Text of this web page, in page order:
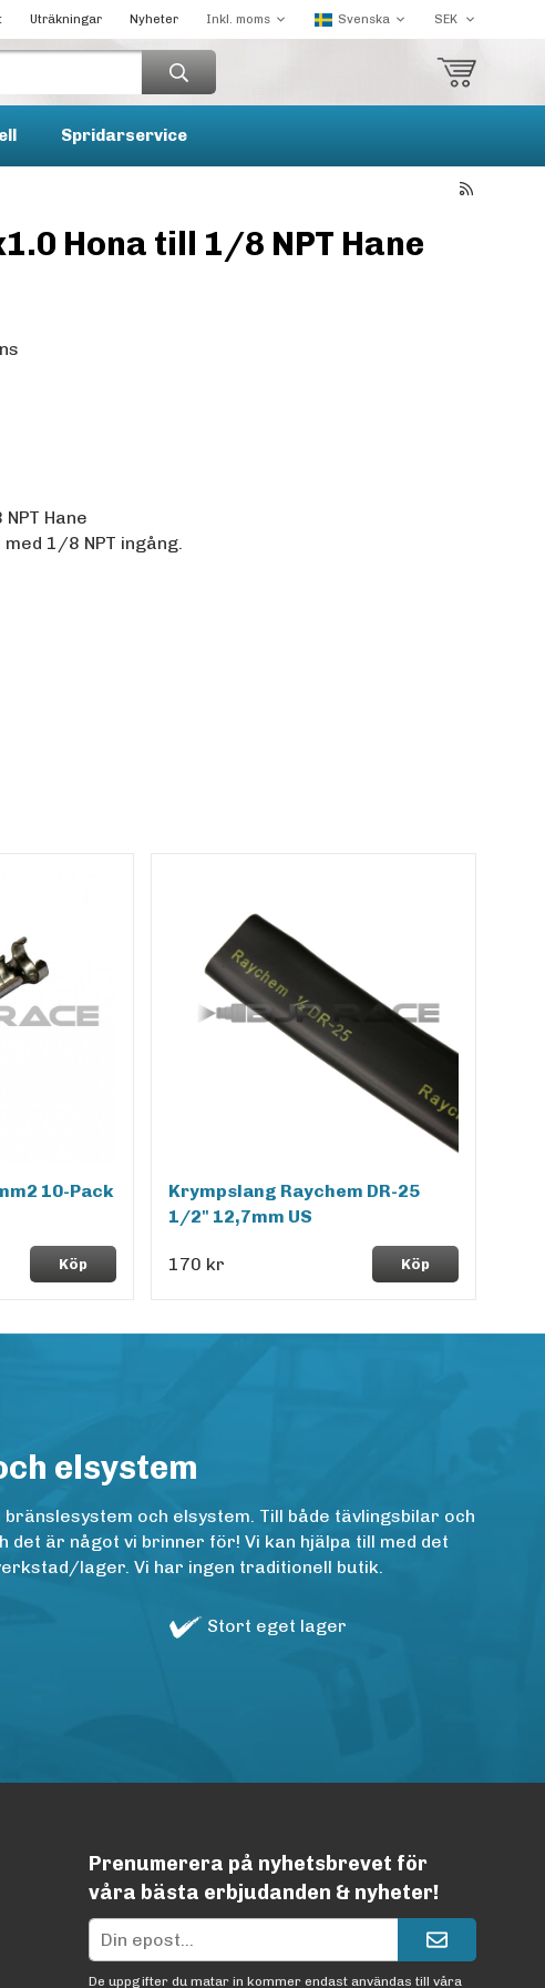
Uträkningar Nyheter
Spridarservice
Hona till 1/8 NPT Hane
Hane
1/8 NPT ingång.
10-Pack
Köp
Krympslang Raychem DR-25
1/2" 12,7mm US
170 kr Köp
elsystem
och elsystem. Till både tävlingsbilar och
är något vi brinner för! Vi kan hjälpa till med det
lager. Vi har ingen traditionell butik.
Stort eget lager
Prenumerera på nyhetsbrevet för
våra bästa erbjudanden & nyheter!
De uppgifter du matar in kommer endast användas till våra